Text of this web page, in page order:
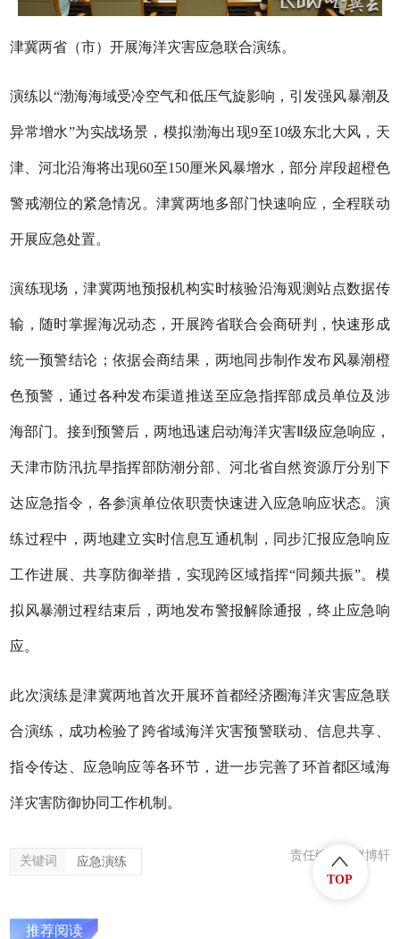
津冀两省（市）开展海洋灾害应急联合演练。
演练以“渤海海域受冷空气和低压气旋影响，引发强风暴潮及
异常增水”为实战场景，模拟渤海出现9至10级东北大风，天
津、河北沿海将出现60至150厘米风暴增水，部分岸段超橙色
警戒潮位的紧急情况。津冀两地多部门快速响应，全程联动
开展应急处置。
演练现场，津冀两地预报机构实时核验沿海观测站点数据传
输，随时掌握海况动态，开展跨省联合会商研判，快速形成
统一预警结论；依据会商结果，两地同步制作发布风暴潮橙
色预警，通过各种发布渠道推送至应急指挥部成员单位及涉
海部门。接到预警后，两地迅速启动海洋灾害Ⅱ级应急响应，
天津市防汛抗旱指挥部防潮分部、河北省自然资源厅分别下
达应急指令，各参演单位依职责快速进入应急响应状态。演
练过程中，两地建立实时信息互通机制，同步汇报应急响应
工作进展、共享防御举措，实现跨区域指挥“同频共振”。模
拟风暴潮过程结束后，两地发布警报解除通报，终止应急响
应。
此次演练是津冀两地首次开展环首都经济圈海洋灾害应急联
合演练，成功检验了跨省域海洋灾害预警联动、信息共享、
指令传达、应急响应等各环节，进一步完善了环首都区域海
洋灾害防御协同工作机制。
关键词 应急演练 责任编辑：赵博轩
推荐阅读
TOP